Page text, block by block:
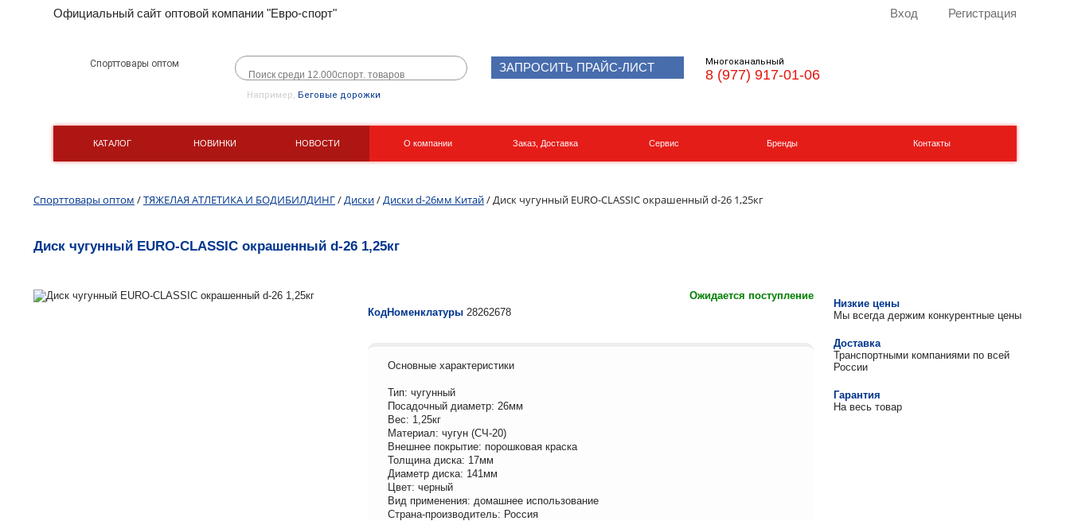
Официальный сайт оптовой компании "Евро-спорт" Вход Регистрация
Спорттовары оптом
Например, Беговые дорожки
ЗАПРОСИТЬ ПРАЙС-ЛИСТ Многоканальный
8 (977) 917-01-06
КАТАЛОГ НОВИНКИ НОВОСТИ О компании Заказ, Доставка Сервис Бренды Контакты
Спорттовары оптом /ТЯЖЕЛАЯ АТЛЕТИКА И БОДИБИЛДИНГ/ Диски/ Диски d-26мм Китай/ Диск чугунный EURO-CLASSIC окрашенный d-26 1,25кг
Диск чугунный EURO-CLASSIC окрашенный d-26 1,25кг
Ожидается поступление
КодНоменклатуры 28262678
Основные характеристики
Тип: чугунный
Посадочный диаметр: 26мм
Вес: 1,25кг
Материал: чугун (СЧ-20)
Внешнее покрытие: порошковая краска
Толщина диска: 17мм
Диаметр диска: 141мм
Цвет: черный
Вид применения: домашнее использование
Страна-производитель: Россия
Низкие цены
Мы всегда держим конкурентные цены
Доставка
Транспортными компаниями по всей
России
Гарантия
На весь товар